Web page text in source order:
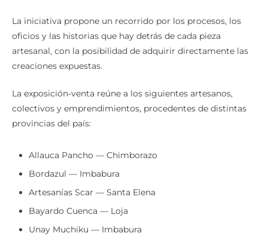
La iniciativa propone un recorrido por los procesos, los
oficios y las historias que hay detrás de cada pieza
artesanal, con la posibilidad de adquirir directamente las
creaciones expuestas.
La exposición-venta reúne a los siguientes artesanos,
colectivos y emprendimientos, procedentes de distintas
provincias del país:
Allauca Pancho — Chimborazo
Bordazul — Imbabura
Artesanías Scar — Santa Elena
Bayardo Cuenca — Loja
Unay Muchiku — Imbabura